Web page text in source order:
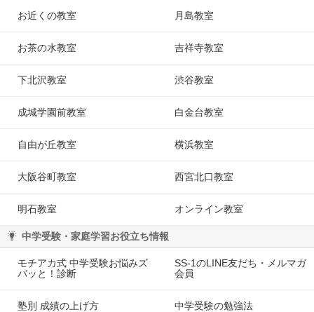
お近くの教室 月島教室
お茶の水教室 吉祥寺教室
下北沢教室 渋谷教室
成城学園前教室 白金台教室
自由が丘教室 横浜教室
大阪谷町教室 西宮北口教室
明石教室 オンライン教室
中学受験・家庭学習お役立ち情報
モチアカ式 中学受験お悩みズ
バッと！診断
SS-1のLINE友だち・メルマガ
会員
塾別 成績の上げ方 中学受験の勉強法